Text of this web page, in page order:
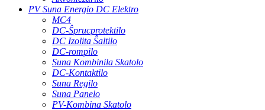
PV Suna Energio DC Elektro
MC4
DC-Ŝprucprotektilo
DC Izolita Ŝaltilo
DC-rompilo
Suna Kombinila Skatolo
DC-Kontaktilo
Suna Regilo
Suna Panelo
PV-Kombina Skatolo